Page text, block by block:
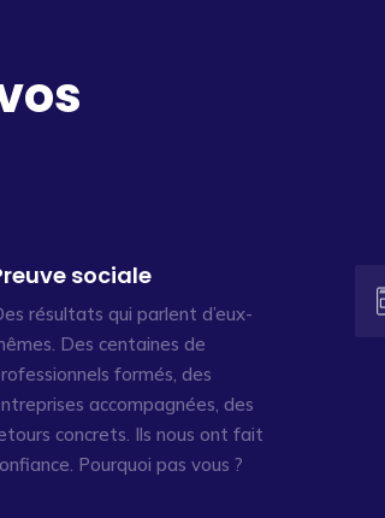
sociale
résultats qui parlent d’eux-
Des centaines de
formés, des
accompagnées, des
concrets. Ils nous ont fait
Pourquoi pas vous ?